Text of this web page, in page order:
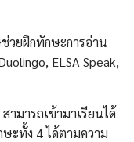
วยฝึกทักษะการอ่าน
ELSA Speak,
มารถเข้ามาเรียนได้
ะทั้ง 4 ได้ตามความ